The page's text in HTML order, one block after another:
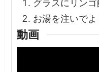
グラスにリンゴ
お湯を注いでよ
動画